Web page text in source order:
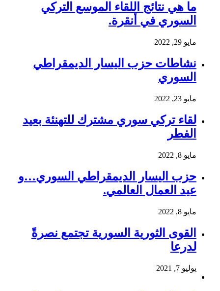
ما هي نتائج اللقاء الموسع التركي
السوري في أنقرة.
مايو 29, 2022
نشاطات حزب اليسار الديمقراطي
السوري
مايو 23, 2022
لقاء تركي سوري مشترك للتهنئة بعيد
الفطر
مايو 8, 2022
حزب اليسار الديمقراطي السوري…و
عيد العمال العالمي.
مايو 8, 2022
القوى الثورية السورية تجتمع نصرةً
لدرعا
يوليو 7, 2021